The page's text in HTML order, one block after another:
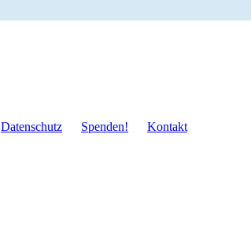
Daten­schutz Spenden! Kontakt